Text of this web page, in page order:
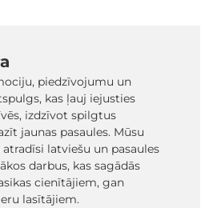
piedzīvojumu un
kas ļauj iejusties
izdzīvot spilgtus
jaunas pasaules. Mūsu
latviešu un pasaules
darbus, kas sagādās
cienītājiem, gan
lasītājiem.